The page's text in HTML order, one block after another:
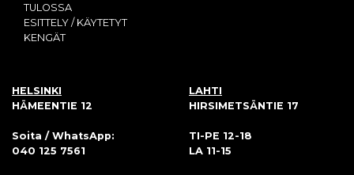
TULOSSA
ESITTELY / KÄYTETYT
KENGÄT
HELSINKI
HÄMEENTIE 12
Soita / WhatsApp:
040 125 7561
LAHTI
HIRSIMETSÄNTIE 17
TI-PE 12-18
LA 11-15